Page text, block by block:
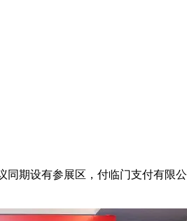
期设有参展区，付临门支付有限